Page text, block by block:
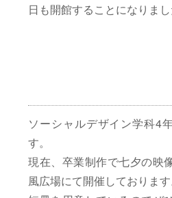
日も開館することになりまし
ソーシャルデザイン学科4
す。
現在、卒業制作で七夕の映
風広場にて開催しております